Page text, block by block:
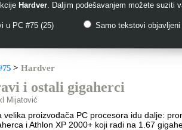
Hardver. Daljim podešavanjem možete suziti
u PC #75 (25) Samo tekstovi objavljeni
> Hardver
i ostali gigaherci
Mijatović
velika proizvođača PC procesora idu dalje:
i Athlon XP 2000+ koji radi na 1.67